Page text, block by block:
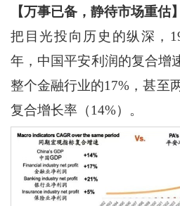
【万事已备，静待市场重估】
把目光投向历史的纵深，
年，中国平安利润的复合增
整个金融行业的17%，甚至
复合增长率（14%）。